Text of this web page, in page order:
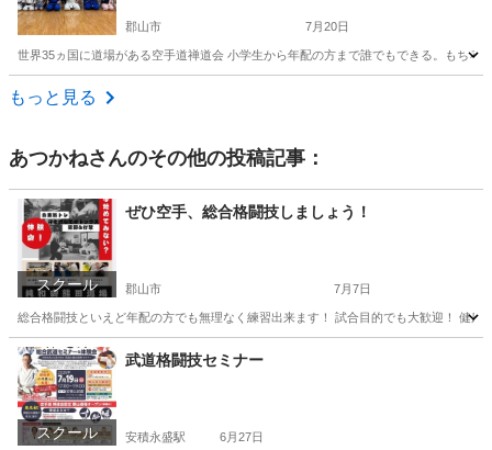
郡山市 7月20日
世界35ヵ国に道場がある空手道禅道会 小学生から年配の方まで誰でもできる。もち
福島 郡山市
もっと見る
あつかねさんのその他の投稿記事：
スクール
ぜひ空手、総合格闘技しましょう！
郡山市 7月7日
総合格闘技といえど年配の方でも無理なく練習出来ます！ 試合目的でも大歓迎！ 健
福島 郡山市 空手/他格闘技
スクール
武道格闘技セミナー
安積永盛駅 6月27日